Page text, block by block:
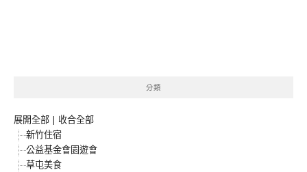
分類
展開全部 | 收合全部
新竹住宿
公益基金會園遊會
草屯美食